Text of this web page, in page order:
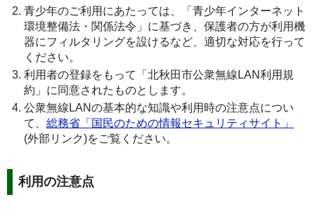
青少年のご利用にあたっては、「青少年インターネット
環境整備法・関係法令」に基づき、保護者の方が利用機
器にフィルタリングを設けるなど、適切な対応を行って
ください。
利用者の登録をもって「北秋田市公衆無線LAN利用規
約」に同意されたものとします。
公衆無線LANの基本的な知識や利用時の注意点につい
て、 総務省「国民のための情報セキュリティサイト」
(外部リンク)をご覧ください。
利用の注意点